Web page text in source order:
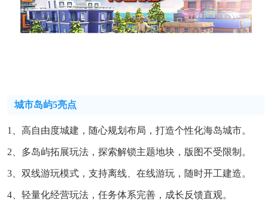
城市岛屿5亮点
1、高自由度城建，随心规划布局，打造个性化海岛城市。
2、多岛屿拓展玩法，探索解锁主题地块，版图不受限制。
3、双线游玩模式，支持离线、在线游玩，随时开工建造。
4、轻量化经营玩法，任务体系完善，成长反馈直观。